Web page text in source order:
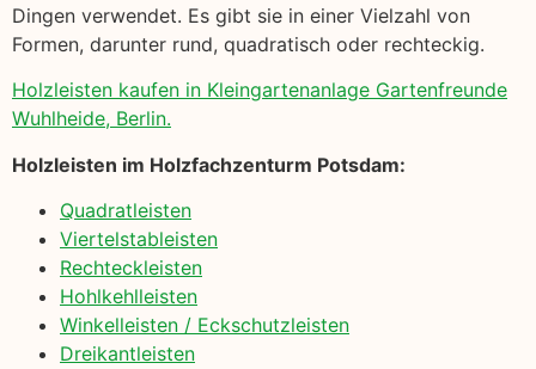
Dingen verwendet. Es gibt sie in einer Vielzahl von
Formen, darunter rund, quadratisch oder rechteckig.
Holzleisten kaufen in Kleingartenanlage Gartenfreunde
Wuhlheide, Berlin.
Holzleisten im Holzfachzenturm Potsdam:
Quadratleisten
Viertelstableisten
Rechteckleisten
Hohlkehlleisten
Winkelleisten / Eckschutzleisten
Dreikantleisten